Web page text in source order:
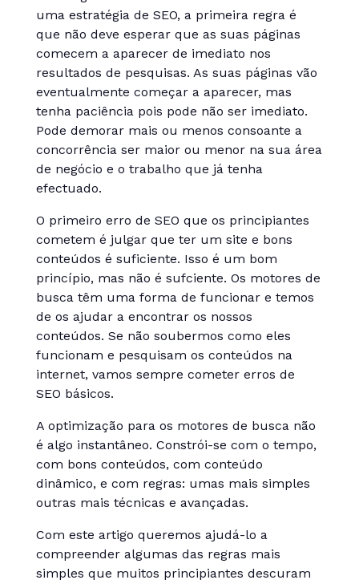
uma estratégia de SEO, a primeira regra é
que não deve esperar que as suas páginas
comecem a aparecer de imediato nos
resultados de pesquisas. As suas páginas vão
eventualmente começar a aparecer, mas
tenha paciência pois pode não ser imediato.
Pode demorar mais ou menos consoante a
concorrência ser maior ou menor na sua área
de negócio e o trabalho que já tenha
efectuado.
O primeiro erro de SEO que os principiantes
cometem é julgar que ter um site e bons
conteúdos é suficiente. Isso é um bom
princípio, mas não é sufciente. Os motores de
busca têm uma forma de funcionar e temos
de os ajudar a encontrar os nossos
conteúdos. Se não soubermos como eles
funcionam e pesquisam os conteúdos na
internet, vamos sempre cometer erros de
SEO básicos.
A optimização para os motores de busca não
é algo instantâneo. Constrói-se com o tempo,
com bons conteúdos, com conteúdo
dinâmico, e com regras: umas mais simples
outras mais técnicas e avançadas.
Com este artigo queremos ajudá-lo a
compreender algumas das regras mais
simples que muitos principiantes descuram